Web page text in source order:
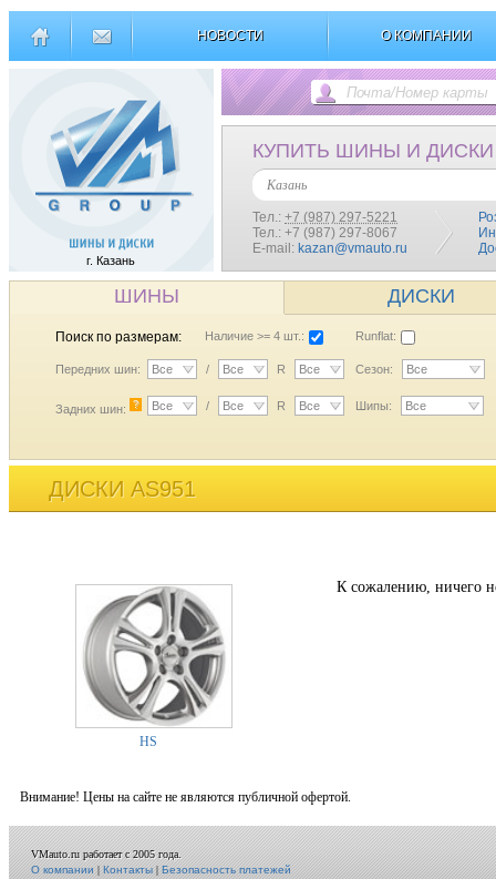
НОВОСТИ О КОМПАНИИ
г. Казань
КУПИТЬ ШИНЫ И ДИСКИ
Казань
Тел.: +7 (987) 297-5221
Тел.: +7 (987) 297-8067
E-mail: kazan@vmauto.ru
ШИНЫ ДИСКИ
Поиск по размерам: Наличие >= 4 шт.: Runflat:
Передних шин: Все / Все R Все Сезон: Все
Задних шин: ? Все / Все R Все Шипы: Все
ДИСКИ AS951
HS
К сожалению, ничего
Внимание! Цены на сайте не являются публичной офертой.
VMauto.ru работает с 2005 года.
О компании|Контакты|Безопасность платежей